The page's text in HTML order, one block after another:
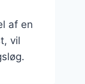
af en
vil